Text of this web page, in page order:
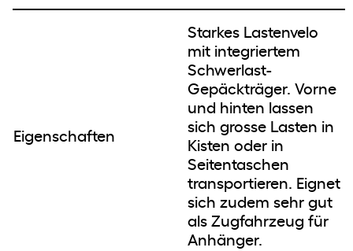
Newsletter
Eigenschaften
Starkes Lastenvelo
mit integriertem
Schwerlast-
Gepäckträger. Vorne
und hinten lassen
sich grosse Lasten in
Kisten oder in
Seitentaschen
transportieren. Eignet
sich zudem sehr gut
als Zugfahrzeug für
Anhänger.